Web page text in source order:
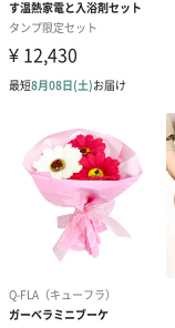
商品本体サイ
ズ
幅
商品本体重量
成分
水
ル硫
注意事項
オ
め
な
け
く